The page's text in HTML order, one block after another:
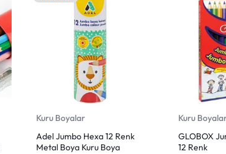
Kuru Boyalar
Adel Jumbo Hexa 12 Renk
Metal Boya Kuru Boya
Kuru
GLOBOX
12 Renk